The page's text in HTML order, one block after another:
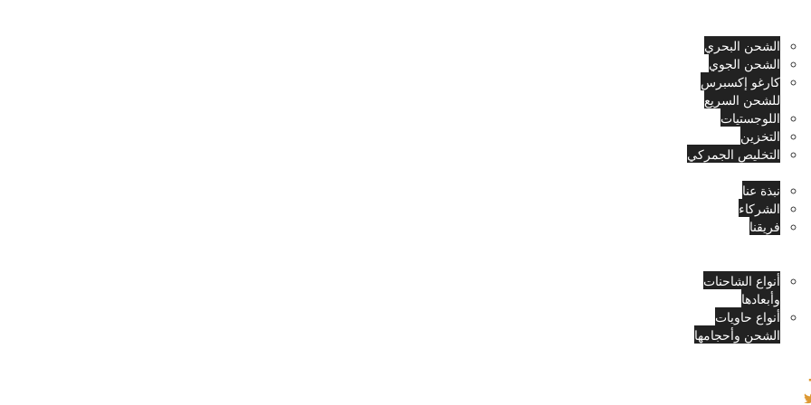
الشحن البحري
الشحن الجوي
كارغو إكسبرس
للشحن السريع
اللوجستيات
التخزين
التخليص الجمركي
نبذة عنا
الشركاء
فريقنا
أنواع الشاحنات
وأبعادها
أنواع حاويات
الشحن وأحجامها